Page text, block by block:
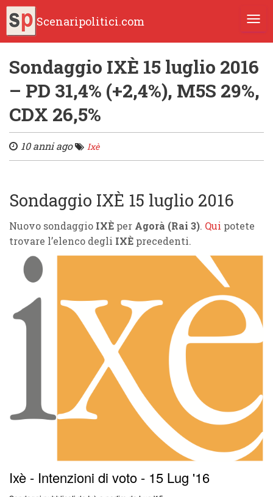
Scenaripolitici.com
Sondaggio IXÈ 15 luglio 2016
– PD 31,4% (+2,4%), M5S 29%,
CDX 26,5%
10 anni ago Ixè
Sondaggio IXÈ 15 luglio 2016
Nuovo sondaggio IXÈ per Agorà (Rai 3). Qui potete
trovare l’elenco degli IXÈ precedenti.